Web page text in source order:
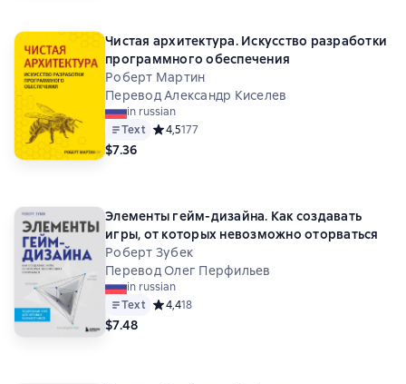
Чистая архитектура. Искусство разработки
программного обеспечения
Роберт Мартин
Перевод Александр Киселев
in russian
Text Средний рейтинг 4,5 на основе 177 оценок
4,5177
$7.36
Элементы гейм-дизайна. Как создавать
игры, от которых невозможно оторваться
Роберт Зубек
Перевод Олег Перфильев
in russian
Text Средний рейтинг 4,4 на основе 18 оценок
4,418
$7.48